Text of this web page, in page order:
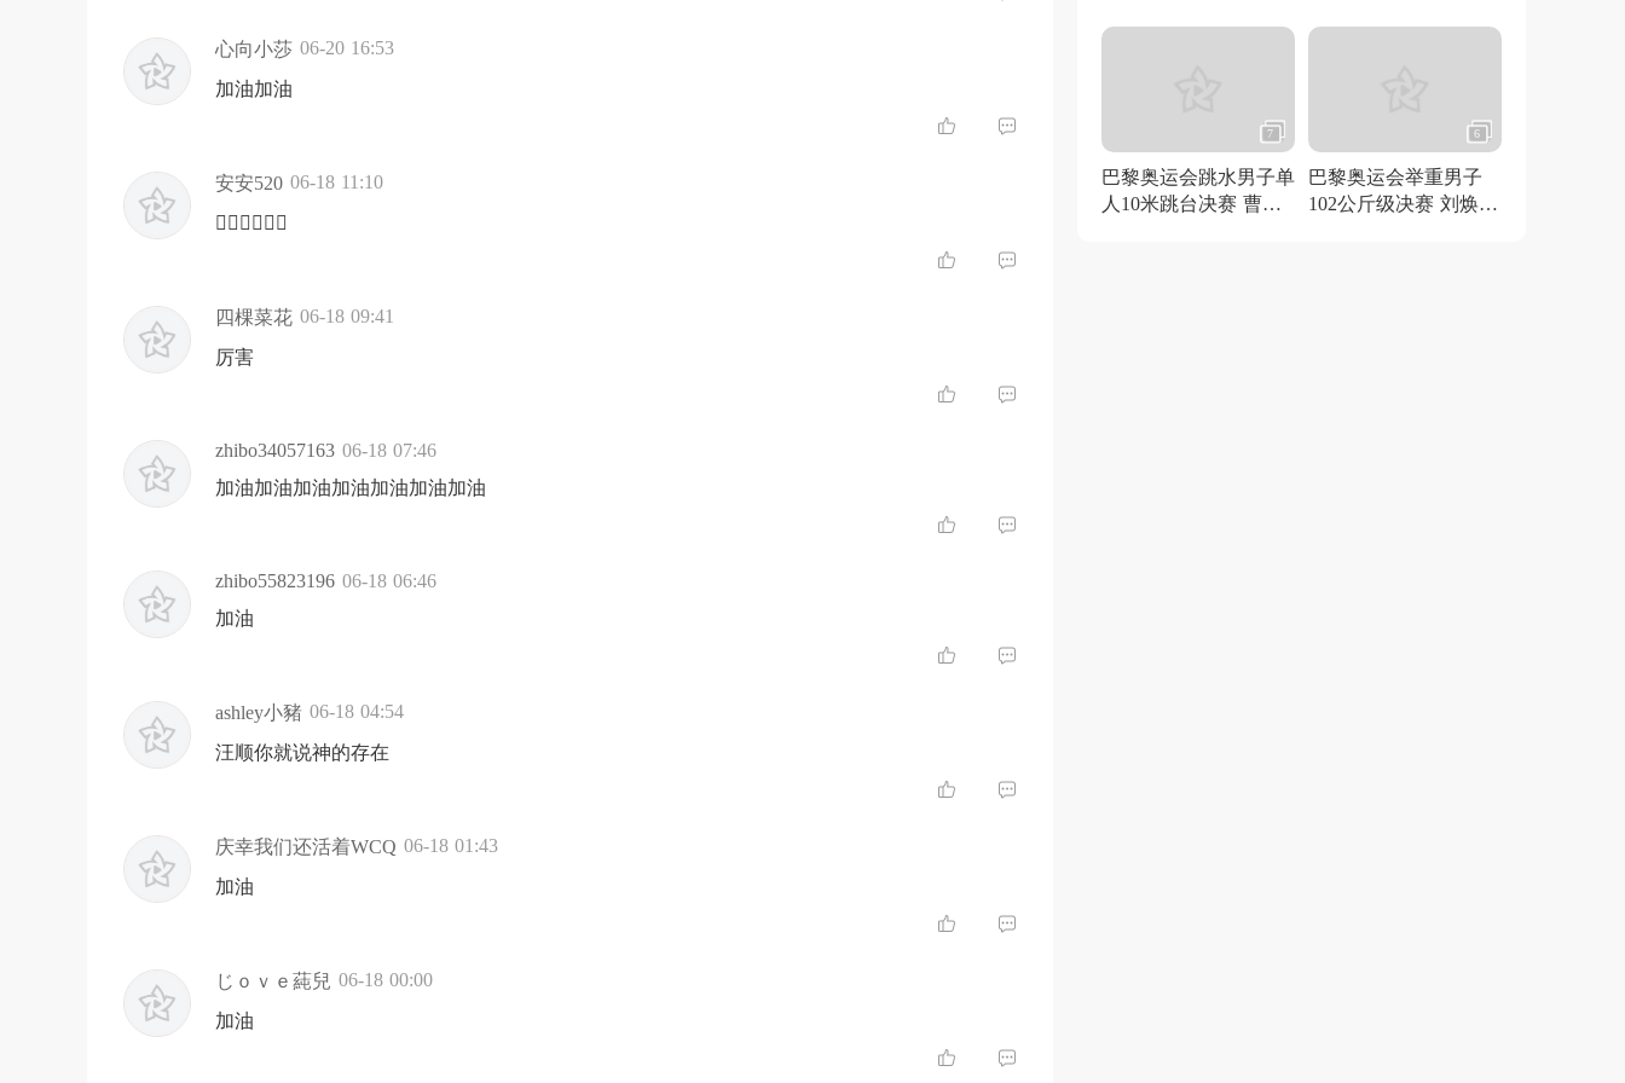
心向小莎 06-20 16:53
加油加油
安安520 06-18 11:10
👍🏻👍🏻👍🏻
四棵菜花 06-18 09:41
厉害
zhibo34057163 06-18 07:46
加油加油加油加油加油加油加油
zhibo55823196 06-18 06:46
加油
ashley小豬 06-18 04:54
汪顺你就说神的存在
庆幸我们还活着WCQ 06-18 01:43
加油
じｏｖｅ蒓兒 06-18 00:00
加油
7
巴黎奥运会跳水男子单
人10米跳台决赛 曹缘
6
巴黎奥运会举重男子
102公斤级决赛 刘焕华